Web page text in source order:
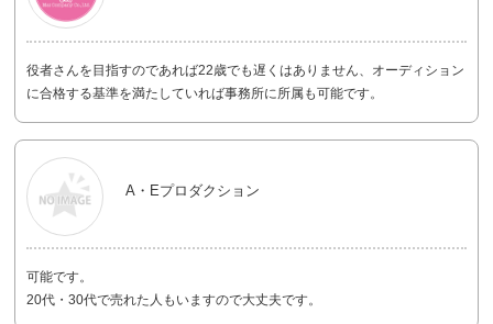
役者さんを目指すのであれば22歳でも遅くはありません、オーディション
に合格する基準を満たしていれば事務所に所属も可能です。
A・Eプロダクション
可能です。
20代・30代で売れた人もいますので大丈夫です。